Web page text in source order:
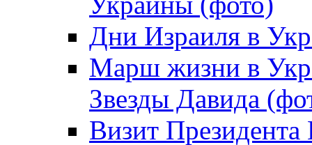
Дни Израиля в
Марш жизни в
Звезды Давида
Визит